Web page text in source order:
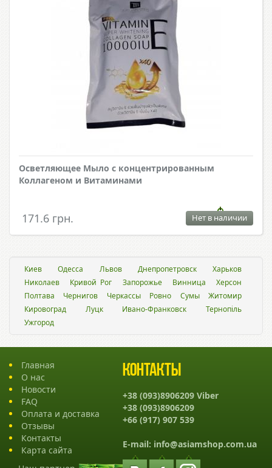
Осветляющее Мыло с концентрированным
Коллагеном и Витаминами
171.6 грн. Нет в наличии
Киев Одесса Львов Днепропетровск
Харьков
Николаев
Кривой Рог Запорожье Винница
Херсон
Полтава
Чернигов Черкассы Ровно Сумы
Житомир
Кировоград
Луцк Ивано-Франковск
Тернопіль
Ужгород
Главная
О нас
Новости
FAQ
Оплата и доставка
Отзывы
Контакты
Карта сайта
Контакты
+38 (093)8906209 Viber
+38 (093)8906209
+66 (917) 907 539
E-mail: info@asiamshop.com.ua